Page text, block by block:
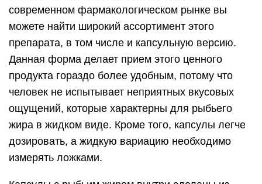
современном фармакологическом рынке вы
можете найти широкий ассортимент этого
препарата, в том числе и капсульную версию.
Данная форма делает прием этого ценного
продукта гораздо более удобным, потому что
человек не испытывает неприятных вкусовых
ощущений, которые характерны для рыбьего
жира в жидком виде. Кроме того, капсулы легче
дозировать, а жидкую вариацию необходимо
измерять ложками.